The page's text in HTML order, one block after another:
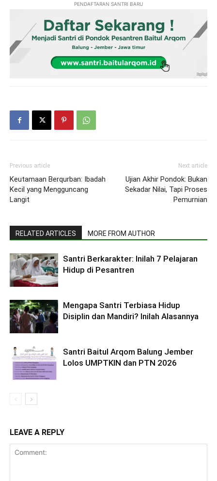
PENDAFTARAN SANTRI BARU
Previous article
Keutamaan Berqurban: Ibadah
Kecil yang Mengguncang
Langit
Next article
Ujian Akhir Pondok: Bukan
Sekadar Nilai, Tapi Proses
Pemurnian
RELATED ARTICLES MORE FROM AUTHOR
Santri Berkarakter: Inilah 7 Pelajaran
Hidup di Pesantren
Mengapa Santri Terbiasa Hidup
Disiplin dan Mandiri? Inilah Alasannya
Santri Baitul Arqom Balung Jember
Lolos UMPTKIN dan PTN 2026
LEAVE A REPLY